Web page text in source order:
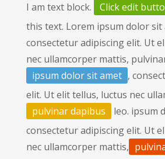
I am text block. Click edit
this text. Lorem ipsum dolor sit
consectetur adipiscing elit. Ut
nec ullamcorper mattis,
ipsum dolor sit amet ,
elit. Ut elit tellus, luctus nec
pulvinar dapibus
leo. ipsum
consectetur adipiscing elit. Ut
nec ullamcorper mattis,